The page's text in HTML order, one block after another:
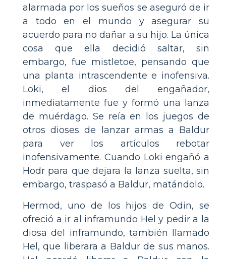
alarmada por los sueños se aseguró de ir
a todo en el mundo y asegurar su
acuerdo para no dañar a su hijo. La única
cosa que ella decidió saltar, sin
embargo, fue mistletoe, pensando que
una planta intrascendente e inofensiva.
Loki, el dios del engañador,
inmediatamente fue y formó una lanza
de muérdago. Se reía en los juegos de
otros dioses de lanzar armas a Baldur
para ver los artículos rebotar
inofensivamente. Cuando Loki engañó a
Hodr para que dejara la lanza suelta, sin
embargo, traspasó a Baldur, matándolo.
Hermod, uno de los hijos de Odin, se
ofreció a ir al inframundo Hel y pedir a la
diosa del inframundo, también llamado
Hel, que liberara a Baldur de sus manos.